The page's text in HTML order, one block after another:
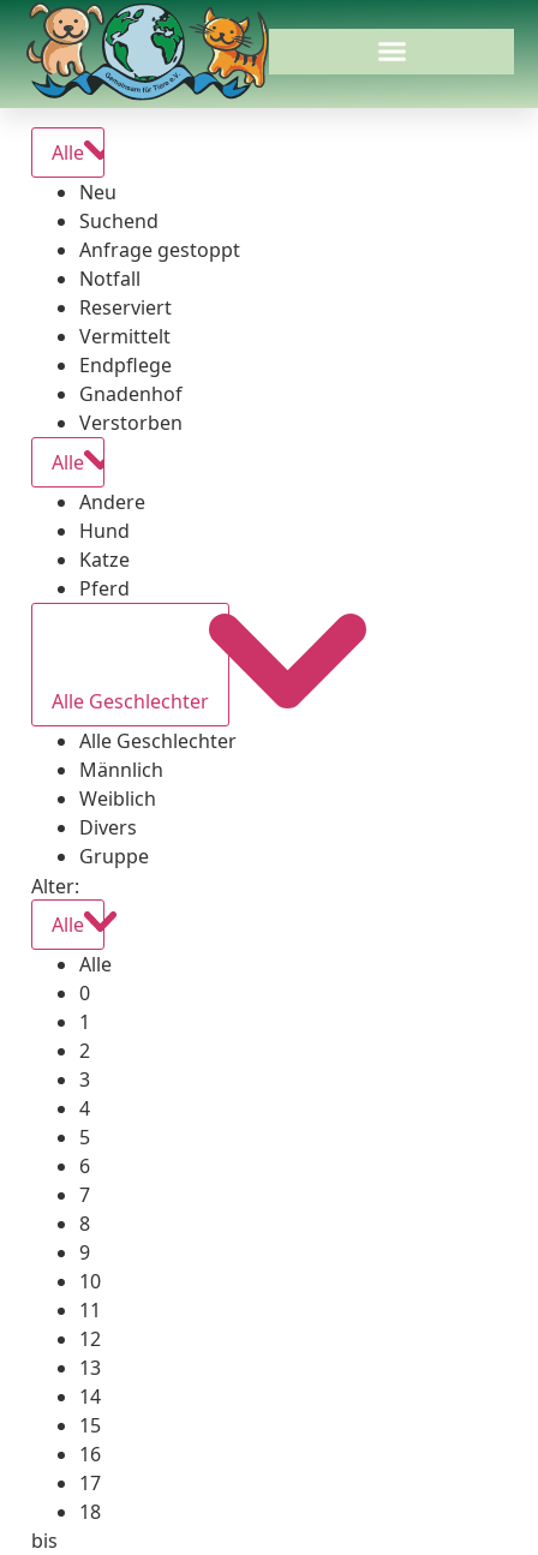
Alle
Neu
Suchend
Anfrage gestoppt
Notfall
Reserviert
Vermittelt
Endpflege
Gnadenhof
Verstorben
Alle
Andere
Hund
Katze
Pferd
Alle Geschlechter
Alle Geschlechter
Männlich
Weiblich
Divers
Gruppe
Alter:
Alle
Alle
0
1
2
3
4
5
6
7
8
9
10
11
12
13
14
15
16
17
18
bis